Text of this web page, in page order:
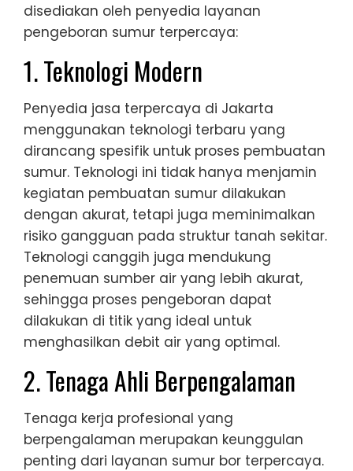
disediakan oleh penyedia layanan
pengeboran sumur terpercaya:
1. Teknologi Modern
Penyedia jasa terpercaya di Jakarta
menggunakan teknologi terbaru yang
dirancang spesifik untuk proses pembuatan
sumur. Teknologi ini tidak hanya menjamin
kegiatan pembuatan sumur dilakukan
dengan akurat, tetapi juga meminimalkan
risiko gangguan pada struktur tanah sekitar.
Teknologi canggih juga mendukung
penemuan sumber air yang lebih akurat,
sehingga proses pengeboran dapat
dilakukan di titik yang ideal untuk
menghasilkan debit air yang optimal.
2. Tenaga Ahli Berpengalaman
Tenaga kerja profesional yang
berpengalaman merupakan keunggulan
penting dari layanan sumur bor terpercaya.